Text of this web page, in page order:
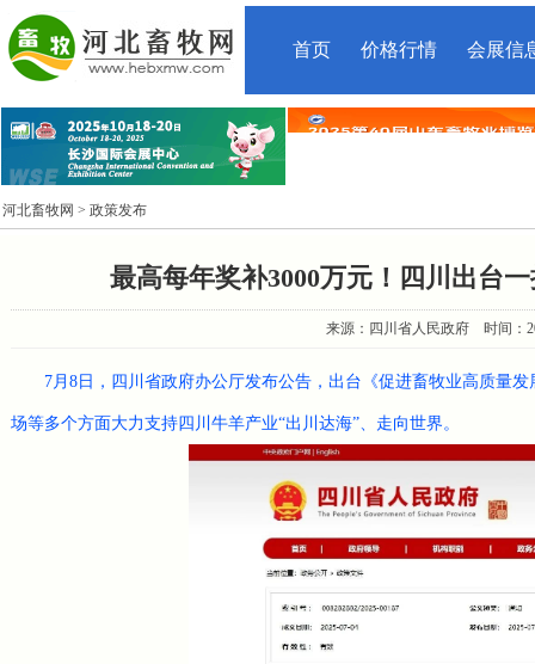
首页 价格行情 会展信
河北畜牧网 > 政策发布
最高每年奖补3000万元！四川出台
来源：四川省人民政府 时间：
7月8日，四川省政府办公厅发布公告，出台《促进畜牧业高质量
场等多个方面大力支持四川牛羊产业“出川达海”、走向世界。